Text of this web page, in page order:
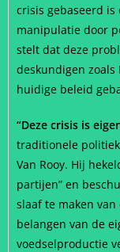
crisis gebaseerd
manipulatie door
stelt dat deze
deskundigen zoals
huidige beleid
“Deze crisis is
traditionele
Van Rooy. Hij
partijen” en
slaaf te maken
belangen van de
voedselproductie